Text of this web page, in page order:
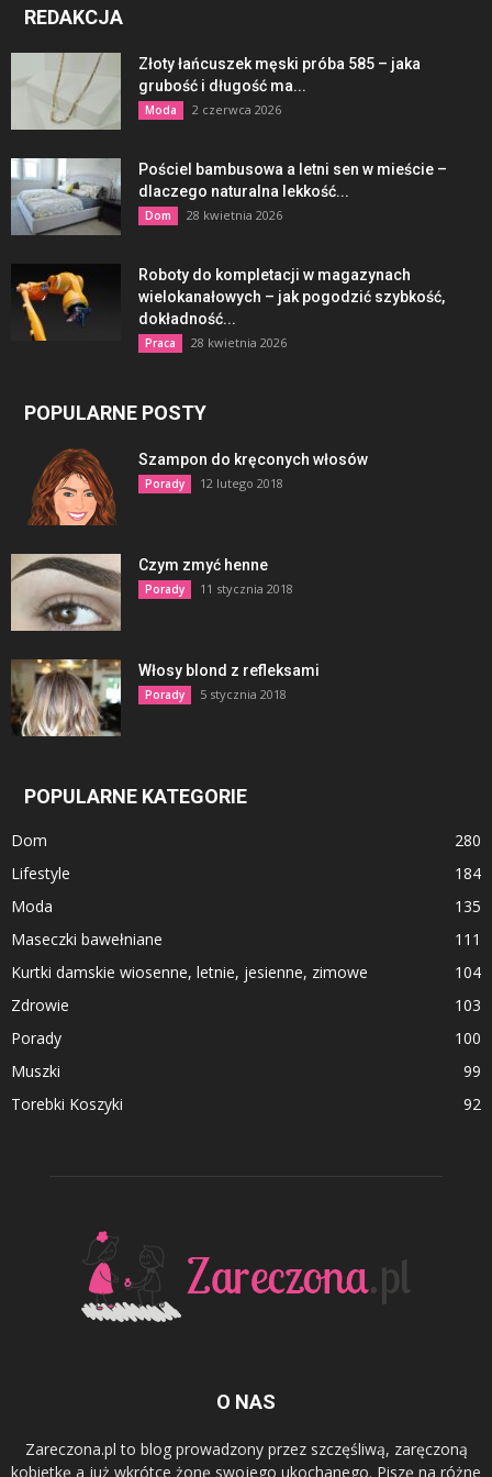
REDAKCJA
Złoty łańcuszek męski próba 585 – jaka
grubość i długość ma...
Moda 2 czerwca 2026
Pościel bambusowa a letni sen w mieście –
dlaczego naturalna lekkość...
Dom 28 kwietnia 2026
Roboty do kompletacji w magazynach
wielokanałowych – jak pogodzić szybkość,
dokładność...
Praca 28 kwietnia 2026
POPULARNE POSTY
Szampon do kręconych włosów
Porady 12 lutego 2018
Czym zmyć henne
Porady 11 stycznia 2018
Włosy blond z refleksami
Porady 5 stycznia 2018
POPULARNE KATEGORIE
Dom
280
Lifestyle
184
Moda
135
Maseczki bawełniane
111
Kurtki damskie wiosenne, letnie, jesienne, zimowe
104
Zdrowie
103
Porady
100
Muszki
99
Torebki Koszyki
92
O NAS
Zareczona.pl to blog prowadzony przez szczęśliwą, zaręczoną
kobietkę a już wkrótce żonę swojego ukochanego. Piszę na różne